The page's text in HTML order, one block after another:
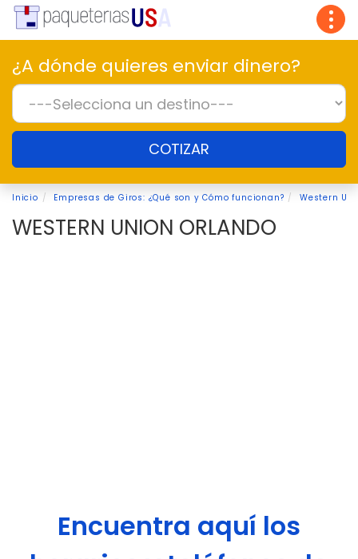
¿A dónde quieres enviar dinero?
COTIZAR
Inicio Empresas de Giros: ¿Qué son y Cómo funcionan? Western
WESTERN UNION ORLANDO
Encuentra aquí los